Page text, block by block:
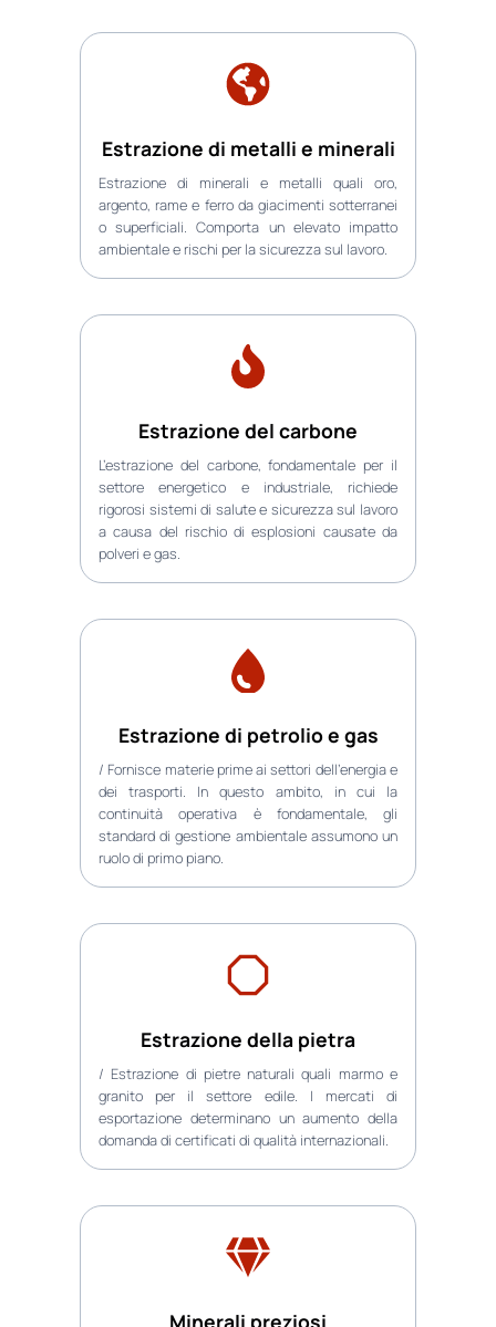
Estrazione di metalli e minerali
Estrazione di minerali e metalli quali oro,
argento, rame e ferro da giacimenti sotterranei
o superficiali. Comporta un elevato impatto
ambientale e rischi per la sicurezza sul lavoro.
Estrazione del carbone
L’estrazione del carbone, fondamentale per il
settore energetico e industriale, richiede
rigorosi sistemi di salute e sicurezza sul lavoro
a causa del rischio di esplosioni causate da
polveri e gas.
Estrazione di petrolio e gas
/ Fornisce materie prime ai settori dell’energia e
dei trasporti. In questo ambito, in cui la
continuità operativa è fondamentale, gli
standard di gestione ambientale assumono un
ruolo di primo piano.
Estrazione della pietra
/ Estrazione di pietre naturali quali marmo e
granito per il settore edile. I mercati di
esportazione determinano un aumento della
domanda di certificati di qualità internazionali.
Minerali preziosi